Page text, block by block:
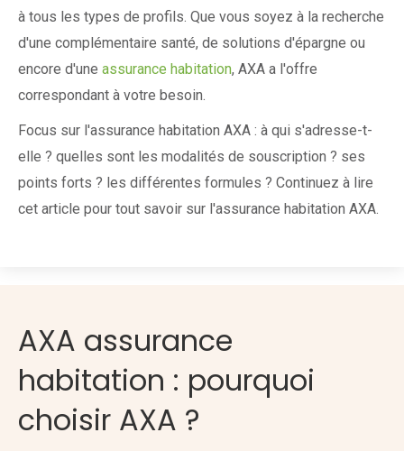
à tous les types de profils. Que vous soyez à la recherche
d'une complémentaire santé, de solutions d'épargne ou
encore d'une assurance habitation, AXA a l'offre
correspondant à votre besoin.
Focus sur l'assurance habitation AXA : à qui s'adresse-t-
elle ? quelles sont les modalités de souscription ? ses
points forts ? les différentes formules ? Continuez à lire
cet article pour tout savoir sur l'assurance habitation AXA.
AXA assurance
habitation : pourquoi
choisir AXA ?